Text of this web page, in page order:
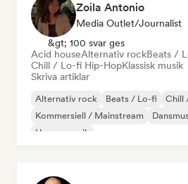
Zoila Antonio
Media Outlet/Journalist
&gt; 100 svar ges
Acid houseAlternativ rockBeats /
Chill / Lo-fi Hip-HopKlassisk musik
Skriva artiklar
Alternativ rock Beats / Lo-fi
Chill
Kommersiell / Mainstream
House-musik